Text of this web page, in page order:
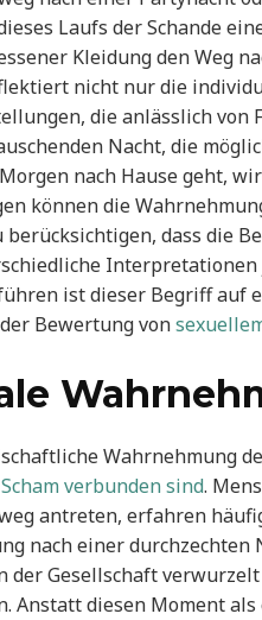
Laufs der Schande
Kleidung den Weg
nicht nur die
die anlässlich von
Nacht, die
nach Hause geht,
können die
berücksichtigen, dass die
ist dieser Begriff auf
Bewertung von
Wahrnehmung
Scham verbunden sind.
antreten, erfahren
nach einer
der Gesellschaft
Anstatt diesen Moment